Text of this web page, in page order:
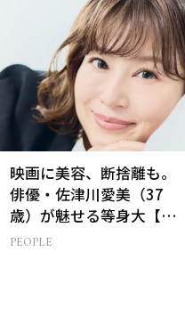
映画に美容、断捨離も。
俳優・佐津川愛美（37
歳）が魅せる等身大【美
ST特別画像集】
PEOPLE